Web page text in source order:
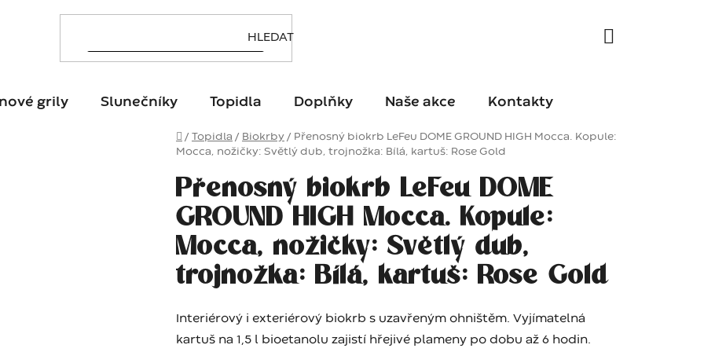
grily Slunečníky Topidla Doplňky Naše akce Kontakty
Domů
/ Topidla / Biokrby / Přenosný biokrb LeFeu DOME GROUND HIGH Mocca. Kopule:
Mocca, nožičky: Světlý dub, trojnožka: Bílá, kartuš: Rose Gold
Přenosný biokrb LeFeu DOME
GROUND HIGH Mocca. Kopule:
Mocca, nožičky: Světlý dub,
trojnožka: Bílá, kartuš: Rose Gold
Interiérový i exteriérový biokrb s uzavřeným ohništěm. Vyjímatelná
kartuš na 1,5 l bioetanolu zajistí hřejivé plameny po dobu až 6 hodin.